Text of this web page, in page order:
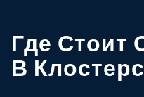
Где Стоит
В